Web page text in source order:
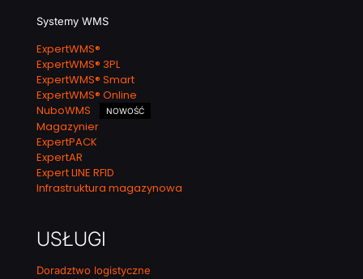
Systemy WMS
ExpertWMS®
ExpertWMS® 3PL
ExpertWMS® Smart
ExpertWMS® Online
NuboWMS
NOWOŚĆ
Magazynier
ExpertPACK
ExpertAR
Expert LINE RFID
Infrastruktura magazynowa
USŁUGI
Doradztwo logistyczne